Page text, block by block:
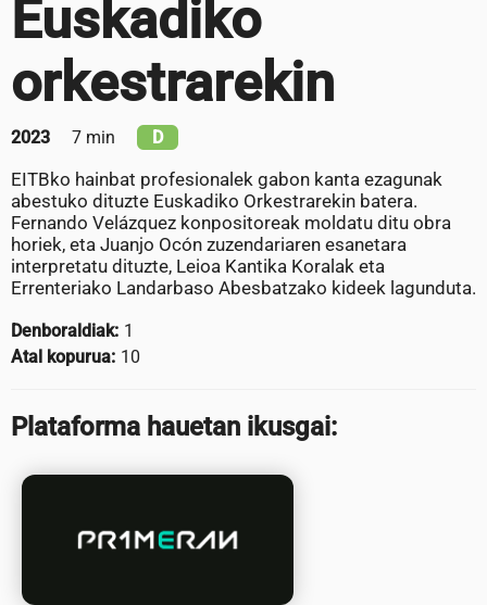
Euskadiko
orkestrarekin
2023 7 min D
EITBko hainbat profesionalek gabon kanta ezagunak
abestuko dituzte Euskadiko Orkestrarekin batera.
Fernando Velázquez konpositoreak moldatu ditu obra
horiek, eta Juanjo Ocón zuzendariaren esanetara
interpretatu dituzte, Leioa Kantika Koralak eta
Errenteriako Landarbaso Abesbatzako kideek lagunduta.
Denboraldiak: 1
Atal kopurua: 10
Plataforma hauetan ikusgai: